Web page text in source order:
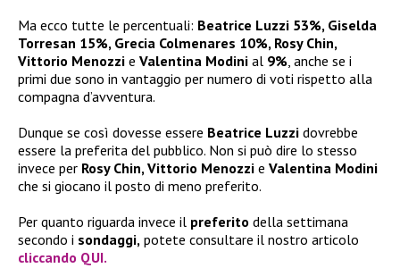
Ma ecco tutte le percentuali: Beatrice Luzzi 53%, Giselda
Torresan 15%, Grecia Colmenares 10%, Rosy Chin,
Vittorio Menozzi e Valentina Modini al 9%, anche se i
primi due sono in vantaggio per numero di voti rispetto alla
compagna d’avventura.
Dunque se così dovesse essere Beatrice Luzzi dovrebbe
essere la preferita del pubblico. Non si può dire lo stesso
invece per Rosy Chin, Vittorio Menozzi e Valentina Modini
che si giocano il posto di meno preferito.
Per quanto riguarda invece il preferito della settimana
secondo i sondaggi, potete consultare il nostro articolo
cliccando QUI.